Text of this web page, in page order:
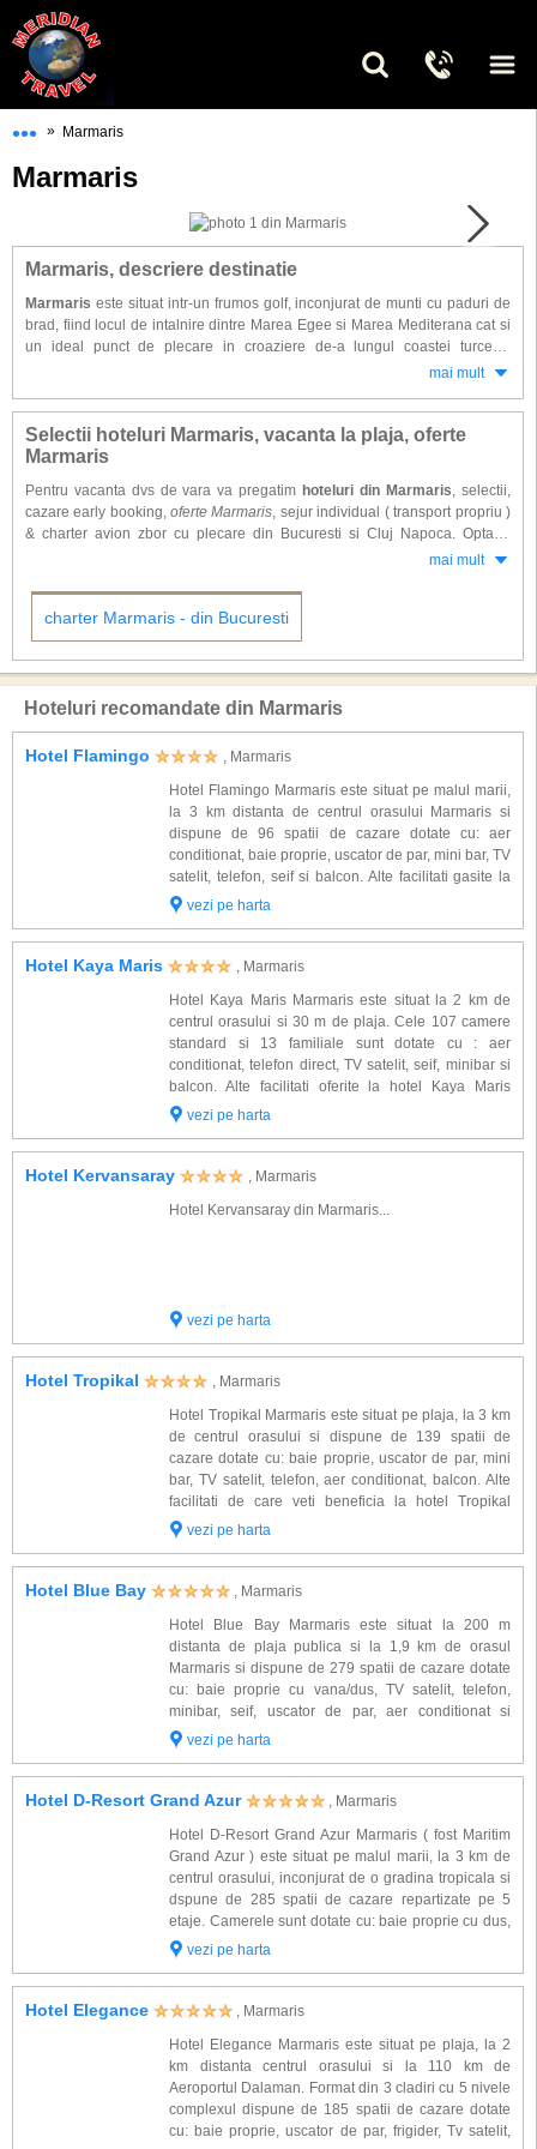
••• » Marmaris
Marmaris
Marmaris, descriere destinatie
Marmaris este situat intr-un frumos golf, inconjurat de munti cu paduri de
brad, fiind locul de intalnire dintre Marea Egee si Marea Mediterana cat si
un ideal punct de plecare in croaziere de-a lungul coastei turcesti.
Aproape perfect natural Portul Marmaris Netsel este unul din cele mai
numitele taxiuri acvatice. Marea marginita de o plaja stralucitoare in jurul
golfului ofera posibilitatea practicarii sporturilor acvatice : scufundari la
mica adancime, windsurfing si inot.
Atractii locale: Parcul National Gullucek, Golful Yalanci, Insula Nimara,
Icmeler, Turunc, Ciftlik, Golful Hisaronu, Festivalul de yachting (luna mai),
festivalul Marmaris (luna iunie), Cupa internationala de yachting Regatta
(noiembrie), etc. Posibilitati de excursii in apropiere: orasul Turunc (la 10
muzee in aer liber din lume), etc.
mai mult
Selectii hoteluri Marmaris, vacanta la plaja, oferte
Marmaris
Pentru vacanta dvs de vara va pregatim hoteluri din Marmaris, selectii,
cazare early booking, oferte Marmaris, sejur individual ( transport propriu )
& charter avion zbor cu plecare din Bucuresti si Cluj Napoca. Optand
pentru rezervarea vacantei dorite din timp veti beneficia de reduceri
mai mult
charter Marmaris - din Bucuresti
Hoteluri recomandate din Marmaris
Hotel Flamingo
, Marmaris
Hotel Flamingo Marmaris este situat pe malul marii,
la 3 km distanta de centrul orasului Marmaris si
dispune de 96 spatii de cazare dotate cu: aer
conditionat, baie proprie, uscator de par, mini bar, TV
satelit, telefon, seif si balcon. Alte facilitati gasite la
hotel Flamingo Marmaris: restaurant principal, bar,
vezi pe harta
Hotel Kaya Maris
, Marmaris
Hotel Kaya Maris Marmaris este situat la 2 km de
centrul orasului si 30 m de plaja. Cele 107 camere
standard si 13 familiale sunt dotate cu : aer
conditionat, telefon direct, TV satelit, seif, minibar si
balcon. Alte facilitati oferite la hotel Kaya Maris
Marmaris: 2 restaurante, 4 baruri, piscina exterioara
vezi pe harta
Hotel Kervansaray
, Marmaris
Hotel Kervansaray din Marmaris...
vezi pe harta
Hotel Tropikal
, Marmaris
Hotel Tropikal Marmaris este situat pe plaja, la 3 km
de centrul orasului si dispune de 139 spatii de
cazare dotate cu: baie proprie, uscator de par, mini
bar, TV satelit, telefon, aer conditionat, balcon. Alte
facilitati de care veti beneficia la hotel Tropikal
Marmaris: restaurant principal, 2 baruri, internet
vezi pe harta
Hotel Blue Bay
, Marmaris
Hotel Blue Bay Marmaris este situat la 200 m
distanta de plaja publica si la 1,9 km de orasul
Marmaris si dispune de 279 spatii de cazare dotate
cu: baie proprie cu vana/dus, TV satelit, telefon,
minibar, seif, uscator de par, aer conditionat si
balcon. La hotel Blue Bay Marmaris veti beneficia si
vezi pe harta
Hotel D-Resort Grand Azur
, Marmaris
Hotel D-Resort Grand Azur Marmaris ( fost Maritim
Grand Azur ) este situat pe malul marii, la 3 km de
centrul orasului, inconjurat de o gradina tropicala si
dspune de 285 spatii de cazare repartizate pe 5
etaje. Camerele sunt dotate cu: baie proprie cu dus,
uscator de par, telefon, TV satelit, seif, mini bar, aer
vezi pe harta
Hotel Elegance
, Marmaris
Hotel Elegance Marmaris este situat pe plaja, la 2
km distanta centrul orasului si la 110 km de
Aeroportul Dalaman. Format din 3 cladiri cu 5 nivele
complexul dispune de 185 spatii de cazare dotate
cu: baie proprie, uscator de par, frigider, Tv satelit,